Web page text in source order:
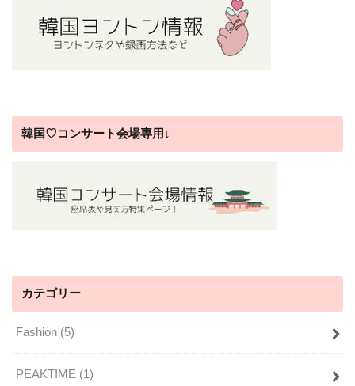
韓国♡コンサート会場専用↓
カテゴリー
Fashion (5)
PEAKTIME (1)